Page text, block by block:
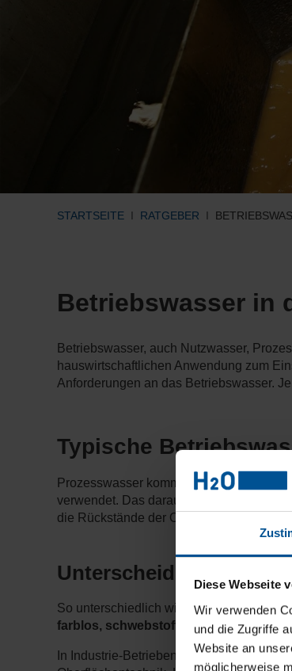
Diese Webseite
Wir verwenden
und die Zugriffe
Website an
möglicherweise
STARTSEITE RATGEBER
Betriebswasser in
Betriebswasser, auch Nutzwasser,
hauswirtschaftlichen Anwendung zum
Anforderungen an das Betriebswasser.
Typische
Prozesswasser kommt in den
verwendet. Das daraus entstehende
die Rückstände der
Unterscheidung der
So unterschiedlich wie die Produktionen
farblos, schwebstofffrei sein und
In Industrie-Betrieben gibt es je nach